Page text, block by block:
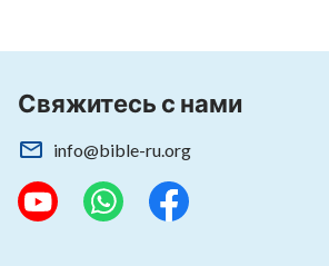
Свяжитесь с нами
info@bible-ru.org